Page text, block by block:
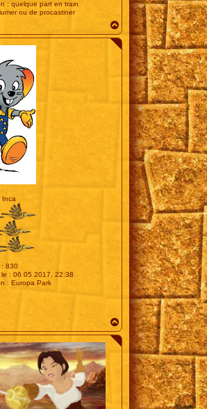
: quelque part en train
ou de procastiner
a
u
Inca
830
: 06 05 2017, 22:38
: Europa Park
a
u